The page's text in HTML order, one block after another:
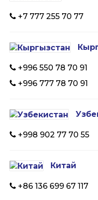
+7 777 255 70 77
+996 550 78 70 91
+996 777 78 70 91
+998 902 77 70 55
Китай
+86 136 699 67 117